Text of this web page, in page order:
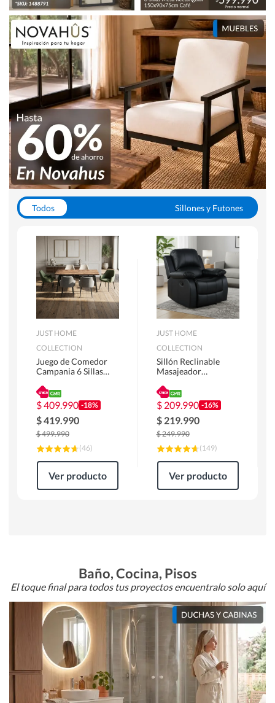
Todos
Sillones y Futones
Escritorios y Sillas PC
Racks y Muebles TV
Alfombras
JUST HOME
COLLECTION
Juego de Comedor
Campania 6 Sillas
180 x 90 x 76 cm
Café
$409.990 -18%
$419.990
$499.990
(46)
Ver producto
JUST HOME
COLLECTION
Sillón Reclinable
Masajeador
Atlanta 91x101x94
cm Negro
$ 209.990 -16%
$ 219.990
$249.990
(149)
Ver producto
Baño, Cocina, Pisos
El toque final para todos tus proyectos encuentralo solo aquí